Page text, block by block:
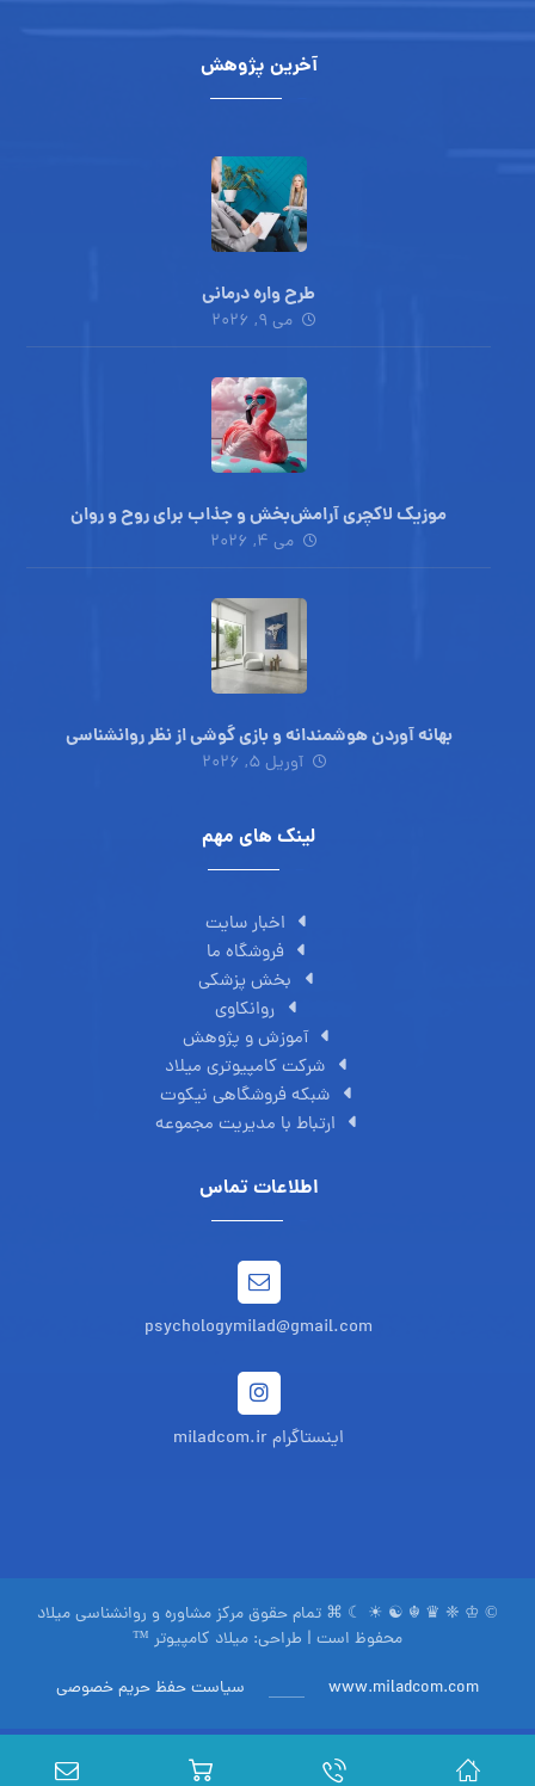
آخرین پژوهش
طرح واره درمانی
می ۹, ۲۰۲۶
موزیک لاکچری آرامش‌بخش‌ و جذاب‌ برای روح و روان
می ۴, ۲۰۲۶
بهانه آوردن هوشمندانه و بازی گوشی از نظر روانشناسی
آوریل ۵, ۲۰۲۶
لینک های مهم
اخبار سایت
فروشگاه ما
بخش پزشکی
روانکاوی
آموزش و پژوهش
شرکت کامپیوتری میلاد
شبکه فروشگاهی نیکوت
ارتباط با مدیریت مجموعه
اطلاعات تماس
psychologymilad@gmail.com
اینستاگرام miladcom.ir
© ♔ ❈ ♛ ☬ ☯ ☀ ☾ ⌘ تمام حقوق مرکز مشاوره و روانشناسی میلاد
محفوظ است | طراحی: میلاد کامپیوتر ™
سیاست حفظ حریم خصوصی
www.miladcom.com